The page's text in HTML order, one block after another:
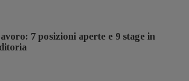
7 posizioni aperte e 9 stage in